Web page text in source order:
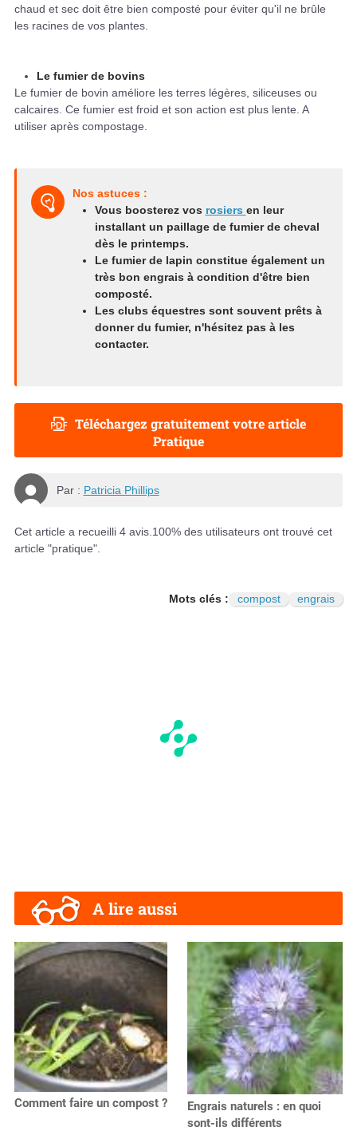
chaud et sec doit être bien composté pour éviter qu'il ne brûle
les racines de vos plantes.
Le fumier de bovins
Le fumier de bovin améliore les terres légères, siliceuses ou
calcaires. Ce fumier est froid et son action est plus lente. A
utiliser après compostage.
Nos astuces :
Vous boosterez vos rosiers en leur
installant un paillage de fumier de cheval
dès le printemps.
Le fumier de lapin constitue également un
très bon engrais à condition d'être bien
composté.
Les clubs équestres sont souvent prêts à
donner du fumier, n'hésitez pas à les
contacter.
Téléchargez gratuitement votre article
Pratique
Par : Patricia Phillips
Cet article a recueilli 4 avis. 100% des utilisateurs ont trouvé cet
article "pratique".
Mots clés : compost engrais
A lire aussi
Comment faire un compost ?
Engrais naturels : en quoi
sont-ils différents